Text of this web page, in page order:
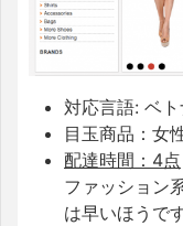
対応言語: ベ
目玉商品：女
配達時間：4点
ファッション
は早いほうです